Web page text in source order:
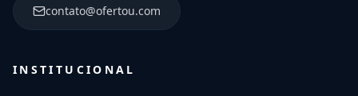
contato@ofertou.com
INSTITUCIONAL